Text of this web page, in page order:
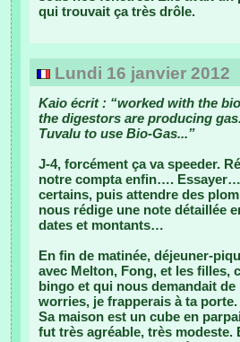
qui trouvait ça très drôle.
Lundi 16 janvier 2012
Kaio écrit : “worked with the
the digestors are producing
Tuvalu to use Bio-Gas...”
J-4, forcément ça va speeder.
notre compta enfin….
certains, puis attendre des
nous rédige une note détaillée
dates et montants…
En fin de matinée, déjeuner-
avec Melton, Fong, et les filles,
bingo et qui nous demandait
worries, je frapperais à ta
Sa maison est un cube en
fut très agréable, très modeste.